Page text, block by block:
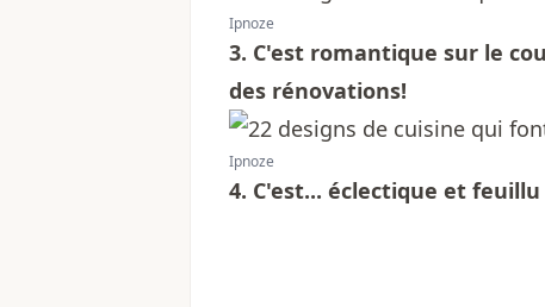
Ipnoze
3. C'est romantique sur le
des rénovations!
Ipnoze
4. C'est... éclectique et feuillu